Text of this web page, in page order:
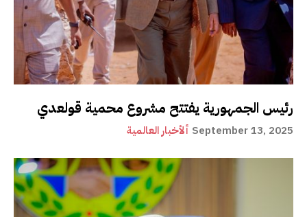
رئيس الجمهورية يفتتح مشروع محمية قولعدي
ألأخبار العالمية September 13, 2025